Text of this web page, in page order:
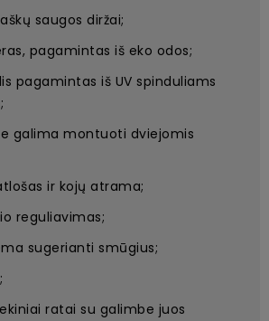
saugos diržai;
pagamintas iš eko odos;
pagamintas iš UV spinduliams
galima montuoti dviejomis
ir kojų atrama;
reguliavimas;
sugerianti smūgius;
ratai su galimbe juos